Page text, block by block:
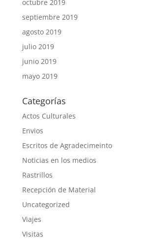
octubre 2019
septiembre 2019
agosto 2019
julio 2019
junio 2019
mayo 2019
Categorías
Actos Culturales
Envios
Escritos de Agradecimeinto
Noticias en los medios
Rastrillos
Recepción de Material
Uncategorized
Viajes
Visitas